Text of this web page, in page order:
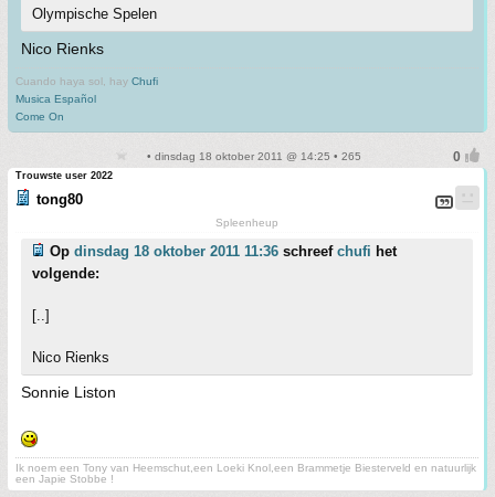
Olympische Spelen
Nico Rienks
Cuando haya sol, hay Chufi
Musica Español
Come On
• dinsdag 18 oktober 2011 @ 14:25 • 265
Trouwste user 2022
tong80
Spleenheup
Op dinsdag 18 oktober 2011 11:36 schreef chufi het
volgende:
[..]
Nico Rienks
Sonnie Liston
Ik noem een Tony van Heemschut,een Loeki Knol,een Brammetje Biesterveld en natuurlijk
een Japie Stobbe !